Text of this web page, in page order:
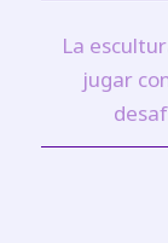
La
jugar